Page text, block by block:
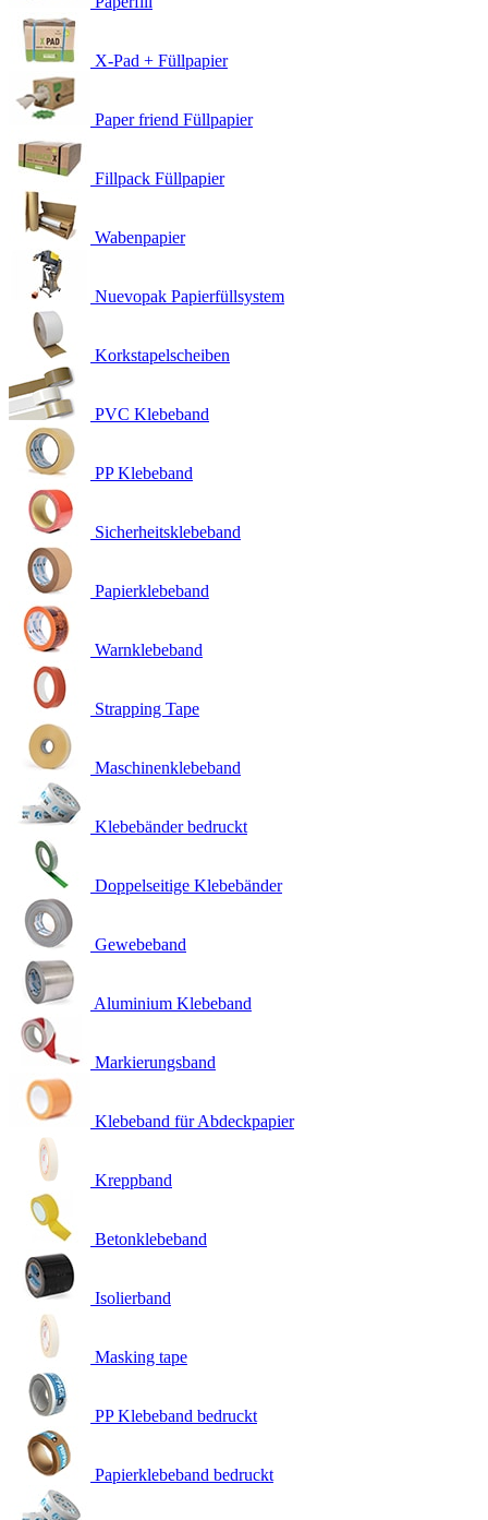
X-Pad + Füllpapier
Paper friend Füllpapier
Fillpack Füllpapier
Wabenpapier
Nuevopak Papierfüllsystem
Korkstapelscheiben
PVC Klebeband
PP Klebeband
Sicherheitsklebeband
Papierklebeband
Warnklebeband
Strapping Tape
Maschinenklebeband
Klebebänder bedruckt
Doppelseitige Klebebänder
Gewebeband
Aluminium Klebeband
Markierungsband
Klebeband für Abdeckpapier
Kreppband
Betonklebeband
Isolierband
Masking tape
PP Klebeband bedruckt
Papierklebeband bedruckt